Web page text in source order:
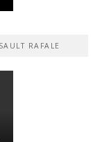
RAFALE